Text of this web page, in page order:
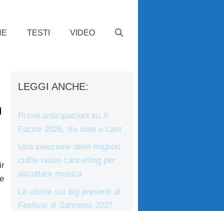
TESTI VIDEO
LEGGI ANCHE:
Prime anticipazioni su X
Factor 2026, tra date e cast
Una selezione delle migliori
cuffie noise cancelling per
ascoltare musica
Le ultime sui big presenti al
Festival di Sanremo 2027